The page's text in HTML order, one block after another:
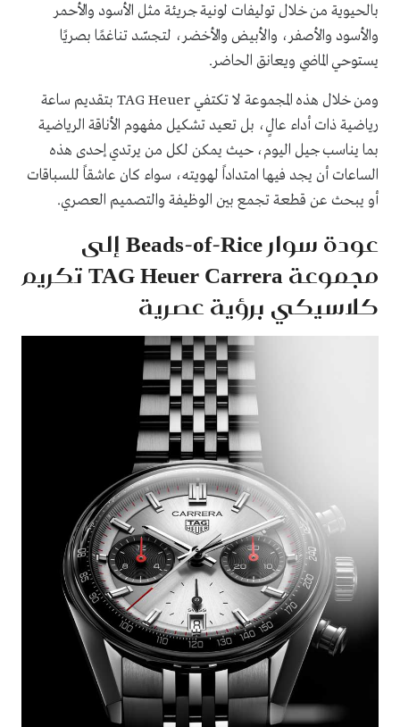
بالحيوية من خلال توليفات لونية جريئة مثل الأسود والأحمر
والأسود والأصفر، والأبيض والأخضر، لتجسّد تناغمًا بصريًا
يستوحي الماضي ويعانق الحاضر.
ومن خلال هذه المجموعة لا تكتفي TAG Heuer بتقديم ساعة
رياضية ذات أداء عالٍ، بل تعيد تشكيل مفهوم الأناقة الرياضية
بما يناسب جيل اليوم، حيث يمكن لكل من يرتدي إحدى هذه
الساعات أن يجد فيها امتداداً لهويته، سواء كان عاشقاً للسباقات
أو يبحث عن قطعة تجمع بين الوظيفة والتصميم العصري.
عودة سوار Beads-of-Rice إلى
مجموعة TAG Heuer Carrera تكريم
كلاسيكي برؤية عصرية